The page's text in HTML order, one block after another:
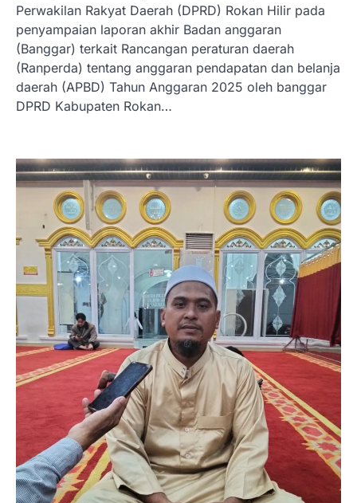
Perwakilan Rakyat Daerah (DPRD) Rokan Hilir pada
penyampaian laporan akhir Badan anggaran
(Banggar) terkait Rancangan peraturan daerah
(Ranperda) tentang anggaran pendapatan dan belanja
daerah (APBD) Tahun Anggaran 2025 oleh banggar
DPRD Kabupaten Rokan…